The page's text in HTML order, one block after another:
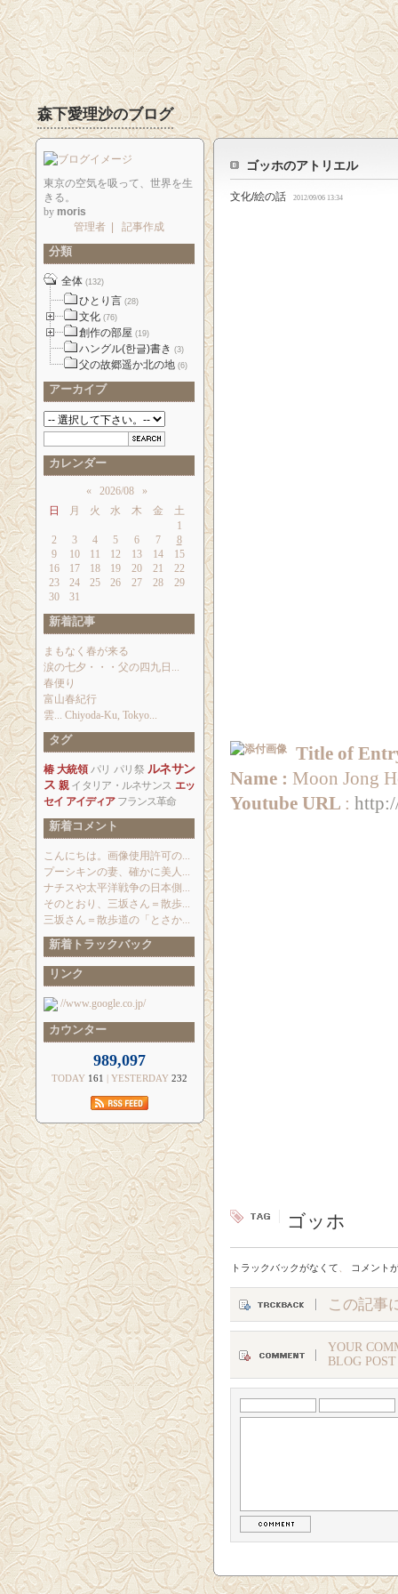
森下愛理沙のブログ
ゴッホのアトリエル
文化/絵の話 2012/09/06 13:34
Title of
Name : Moon Jong
Youtube URL :
ゴッホ
トラックバックがなくて コメント
この記事
YOUR
BLOG POST
東京の空気を吸って、世界を生
きる。
by moris
管理者
記事作成
分類
全体 (132)
ひとり言 (28)
文化 (76)
創作の部屋 (19)
ハングル(한글)書き (3)
父の故郷遥か北の地 (6)
アーカイブ
カレンダー
« 2026/08
»
日
月 火 水 木 金
土
1
2
3 4 5 6 7
8
9
10 11 12 13 14
15
16
17 18 19 20 21
22
23
24 25 26 27 28
29
30
31
新着記事
まもなく春が来る
涙の七夕・・・父の四九日...
春便り
富山春紀行
雲... Chiyoda-Ku, Tokyo...
タグ
椿 大統領 パリ パリ祭 ルネサン
ス 親 イタリア・ルネサンス エッ
セイ アイディア フランス革命
新着コメント
こんにちは。画像使用許可の...
プーシキンの妻、確かに美人...
ナチスや太平洋戦争の日本側...
そのとおり、三坂さん＝散歩...
三坂さん＝散歩道の「とさか...
新着トラックバック
リンク
//www.google.co.jp/
カウンター
989,097
TODAY 161 | YESTERDAY 232